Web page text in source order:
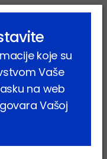
lock_outline search menu
Dechra
koje su
Vaše
na web
Vašoj